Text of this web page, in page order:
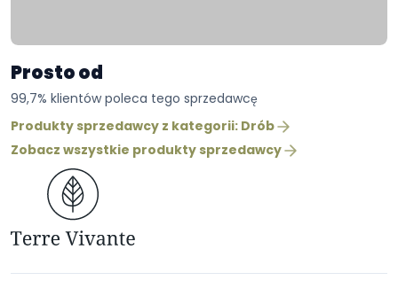
Prosto od
99,7% klientów poleca tego sprzedawcę
Produkty sprzedawcy z kategorii: Drób
Zobacz wszystkie produkty sprzedawcy